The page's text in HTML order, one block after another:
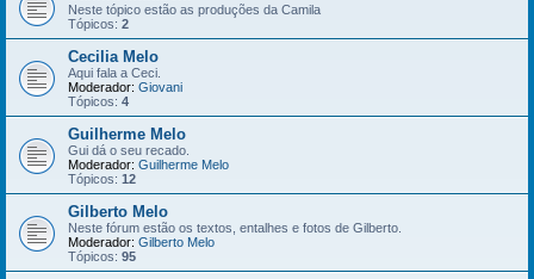
Neste tópico estão as produções da Camila
Tópicos: 2
Cecilia Melo
Aqui fala a Ceci.
Moderador: Giovani
Tópicos: 4
Guilherme Melo
Gui dá o seu recado.
Moderador: Guilherme Melo
Tópicos: 12
Gilberto Melo
Neste fórum estão os textos, entalhes e fotos de Gilberto.
Moderador: Gilberto Melo
Tópicos: 95